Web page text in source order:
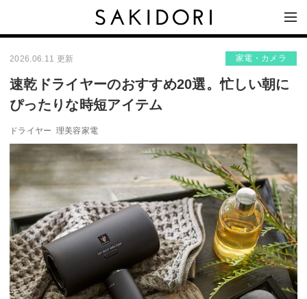
2026.06.11 更新 家電・カメラ
速乾ドライヤーのおすすめ20選。忙しい朝に
ぴったりな時短アイテム
ドライヤー 理美容家電